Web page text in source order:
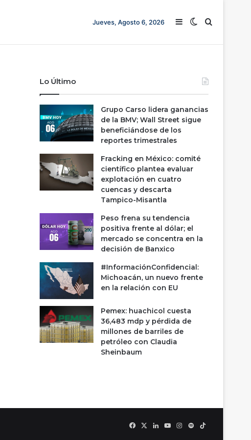
Jueves, Agosto 6, 2026 Barra lateral
Switch skin
Buscar
Lo Último
Grupo Carso lidera ganancias
de la BMV; Wall Street sigue
beneficiándose de los
reportes trimestrales
Fracking en México: comité
científico plantea evaluar
explotación en cuatro
cuencas y descarta
Tampico-Misantla
Peso frena su tendencia
positiva frente al dólar; el
mercado se concentra en la
decisión de Banxico
#InformaciónConfidencial:
Michoacán, un nuevo frente
en la relación con EU
Pemex: huachicol cuesta
36,483 mdp y pérdida de
millones de barriles de
petróleo con Claudia
Sheinbaum
FacebookLinkedInYouTubeInstagram
SpotifyTikTok